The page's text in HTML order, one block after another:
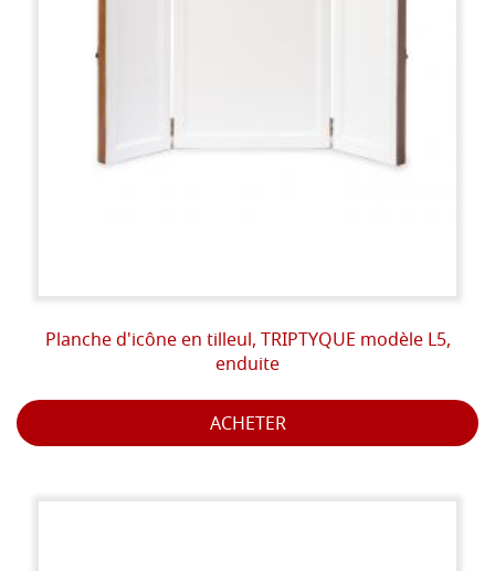
Planche d'icône en tilleul, TRIPTYQUE modèle L5,
enduite
ACHETER